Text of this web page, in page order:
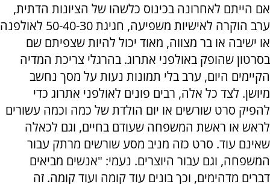
אם הייתם לאחרונה בכינוס כלשהו של הציונות הדתית,
ערב הוקרה לאישיות משפיעה, חגיגת 50-40-30 לאולפנה
או ישיבה או בר מצווה, מאוד יכול להיות שצפיתם שם
בסרטון שהופק באולפני אתרוג. בהרגלי צריכת המדיה
הקיימים היום, ערב בלי תמונות נעות על מסך נחשב
מיושן. לצד כל אלה, רבים פונים לאולפני אתרוג כדי
להפיק סרט שורשים או יום הולדת של כמה וכמה עשורים
לראש או ראשת המשפחה שעודם בחיים, וגם לכאלה
שאינם עוד. סרט כזה מניב מסע שורשים מרתק עבור
המשפחה, וגם עבור היוצרים. נעמי: "אנשים מביאים
דברים מדהימים, וכך בונים עוד קומה ועוד קומה. זה